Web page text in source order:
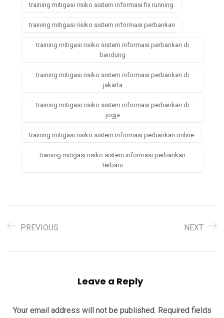
training mitigasi risiko sistem informasi fix running
training mitigasi risiko sistem informasi perbankan
training mitigasi risiko sistem informasi perbankan di
bandung
training mitigasi risiko sistem informasi perbankan di
jakarta
training mitigasi risiko sistem informasi perbankan di
jogja
training mitigasi risiko sistem informasi perbankan online
training mitigasi risiko sistem informasi perbankan
terbaru
PREVIOUS NEXT
Leave a Reply
Your email address will not be published. Required fields